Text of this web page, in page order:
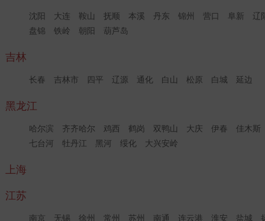
沈阳 大连 鞍山 抚顺 本溪 丹东 锦州 营口 阜新
辽
盘锦
铁岭 朝阳 葫芦岛
吉林
长春 吉林市 四平 辽源 通化 白山 松原 白城 延边
黑龙江
哈尔滨 齐齐哈尔 鸡西 鹤岗 双鸭山 大庆 伊春
佳木斯
七台河
牡丹江 黑河 绥化 大兴安岭
上海
江苏
南京 无锡 徐州 常州 苏州 南通 连云港 淮安 盐城